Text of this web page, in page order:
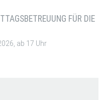
FÜR DIE
ab 17 Uhr